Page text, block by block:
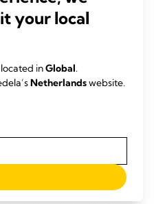
your local
inGlobal.
Netherlandswebsite.